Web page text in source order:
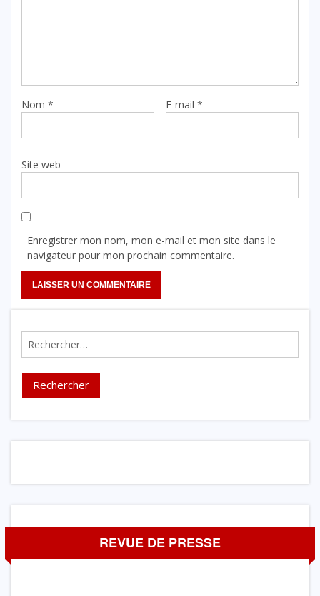
Nom * E-mail *
Site web
Enregistrer mon nom, mon e-mail et mon site dans le
navigateur pour mon prochain commentaire.
Rechercher :
REVUE DE PRESSE